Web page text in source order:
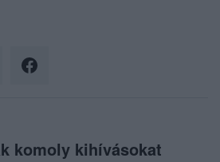
komoly kihívásokat